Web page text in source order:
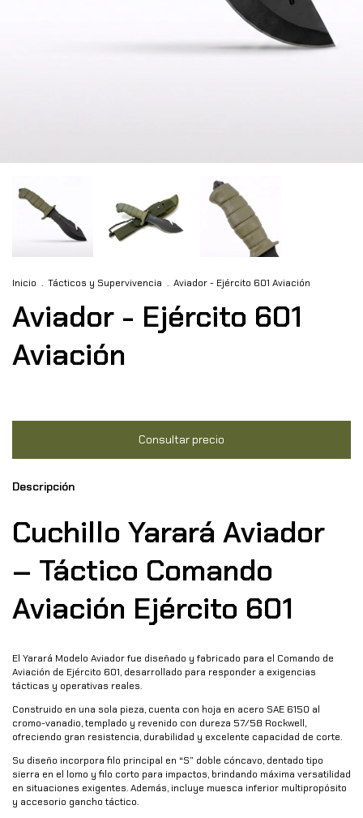
Inicio . Tácticos y Supervivencia . Aviador - Ejército 601 Aviación
Aviador - Ejército 601
Aviación
Descripción
Cuchillo Yarará Aviador
– Táctico Comando
Aviación Ejército 601
El Yarará Modelo Aviador fue diseñado y fabricado para el Comando de
Aviación de Ejército 601, desarrollado para responder a exigencias
tácticas y operativas reales.
Construido en una sola pieza, cuenta con hoja en acero SAE 6150 al
cromo-vanadio, templado y revenido con dureza 57/58 Rockwell,
ofreciendo gran resistencia, durabilidad y excelente capacidad de corte.
Su diseño incorpora filo principal en “S” doble cóncavo, dentado tipo
sierra en el lomo y filo corto para impactos, brindando máxima versatilidad
en situaciones exigentes. Además, incluye muesca inferior multipropósito
y accesorio gancho táctico.